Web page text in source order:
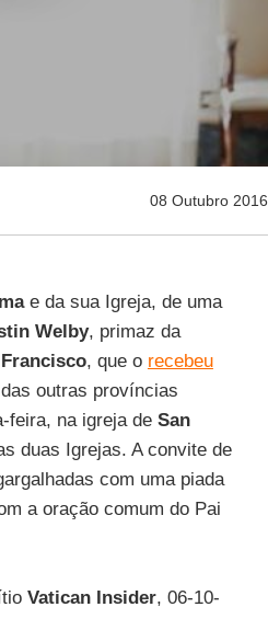
08 Outubro 2016
e da sua Igreja, de uma
Welby, primaz da
, que o recebeu
outras províncias
feira, na igreja de San
duas Igrejas. A convite de
com uma piada
a oração comum do Pai
Vatican Insider, 06-10-